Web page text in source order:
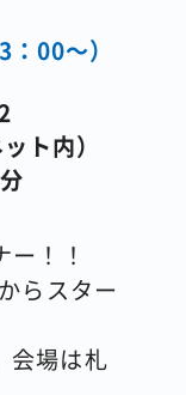
00～）
ト内）
！！
らスター
会場は札